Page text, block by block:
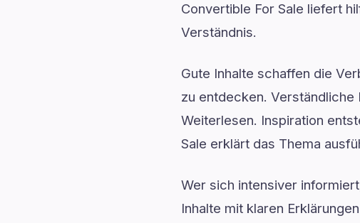
Convertible For Sale liefert
Verständnis.
Gute Inhalte schaffen die
zu entdecken. Verständliche
Weiterlesen. Inspiration
Sale erklärt das Thema
Wer sich intensiver
Inhalte mit klaren